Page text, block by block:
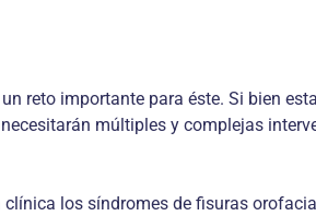
reto importante para éste. Si bien
múltiples y complejas
los síndromes de fisuras